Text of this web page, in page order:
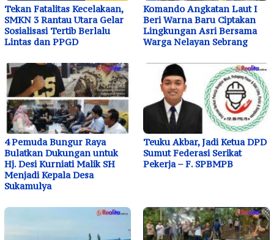
Tekan Fatalitas Kecelakaan,
SMKN 3 Rantau Utara Gelar
Sosialisasi Tertib Berlalu
Lintas dan PPGD
Komando Angkatan Laut I
Beri Warna Baru Ciptakan
Lingkungan Asri Bersama
Warga Nelayan Sebrang
4 Pemuda Bungur Raya
Bulatkan Dukungan untuk
Hj. Desi Kurniati Malik SH
Menjadi Kepala Desa
Sukamulya
Teuku Akbar, Jadi Ketua DPD
Sumut Federasi Serikat
Pekerja – F. SPBMPB